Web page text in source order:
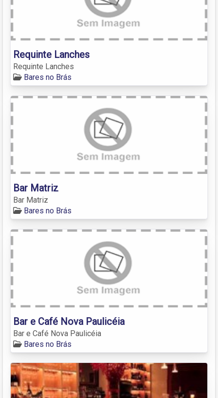
Requinte Lanches
Requinte Lanches
Bares no Brás
Bar Matriz
Bar Matriz
Bares no Brás
Bar e Café Nova Paulicéia
Bar e Café Nova Paulicéia
Bares no Brás